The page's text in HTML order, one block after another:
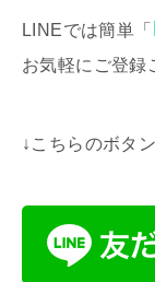
LINEでは簡単「
お気軽にご登録
↓こちらのボタ